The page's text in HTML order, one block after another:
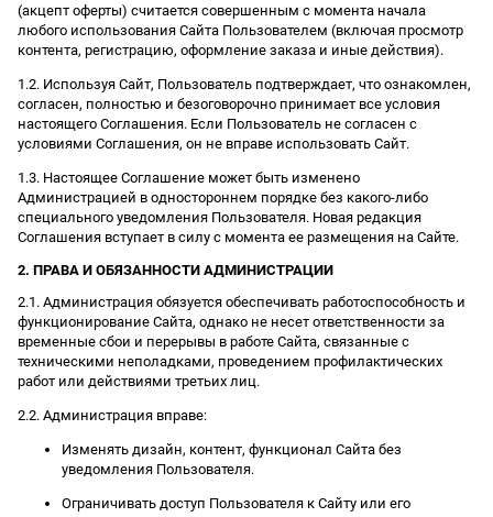
(акцепт оферты) считается совершенным с момента начала
любого использования Сайта Пользователем (включая просмотр
контента, регистрацию, оформление заказа и иные действия).
1.2. Используя Сайт, Пользователь подтверждает, что ознакомлен,
согласен, полностью и безоговорочно принимает все условия
настоящего Соглашения. Если Пользователь не согласен с
условиями Соглашения, он не вправе использовать Сайт.
1.3. Настоящее Соглашение может быть изменено
Администрацией в одностороннем порядке без какого-либо
специального уведомления Пользователя. Новая редакция
Соглашения вступает в силу с момента ее размещения на Сайте.
2. ПРАВА И ОБЯЗАННОСТИ АДМИНИСТРАЦИИ
2.1. Администрация обязуется обеспечивать работоспособность и
функционирование Сайта, однако не несет ответственности за
временные сбои и перерывы в работе Сайта, связанные с
техническими неполадками, проведением профилактических
работ или действиями третьих лиц.
2.2. Администрация вправе:
Изменять дизайн, контент, функционал Сайта без
уведомления Пользователя.
Ограничивать доступ Пользователя к Сайту или его